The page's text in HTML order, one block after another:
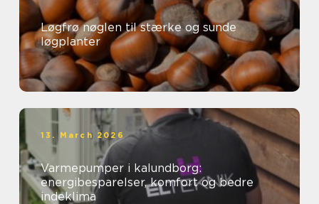
Løgfrø nøglen til stærke og sunde
løgplanter
13. March 2026
Varmepumper i kalundborg:
energibesparelser, komfort og bedre
indeklima